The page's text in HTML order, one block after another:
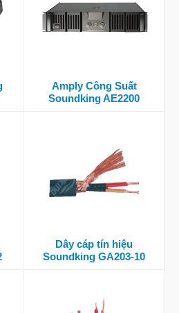
Amply Công Suất
Soundking AE2200
Dây cáp tín hiệu
Soundking GA203-10